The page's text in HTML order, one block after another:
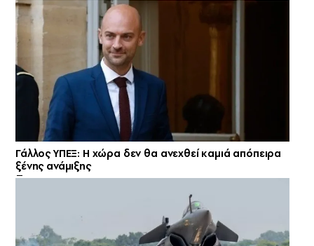
Γάλλος ΥΠΕΞ: Η χώρα δεν θα ανεχθεί καμιά απόπειρα
ξένης ανάμιξης